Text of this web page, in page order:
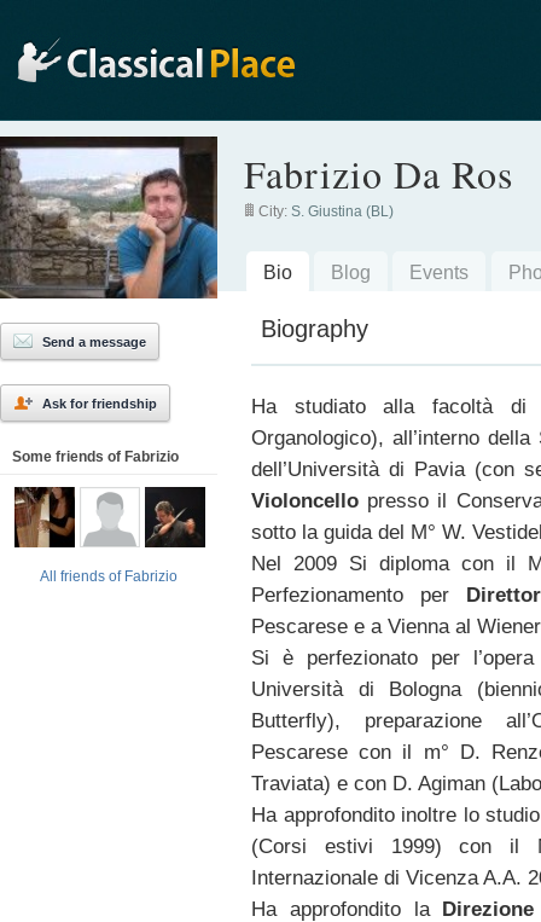
Send a message
Ask for friendship
Some friends of Fabrizio
All friends of Fabrizio
Fabrizio Da Ros
City: S. Giustina (BL)
Bio Blog Events
Biography
Ha studiato alla facoltà
Organologico), all’interno
dell’Università di Pavia (con
Violoncello presso il
sotto la guida del M° W.
Nel 2009 Si diploma con il
Perfezionamento per
Pescarese e a Vienna al
Si è perfezionato per
Università di Bologna
Butterfly), preparazione
Pescarese con il m° D.
Traviata) e con D. Agiman
Ha approfondito inoltre lo
(Corsi estivi 1999) con il
Internazionale di Vicenza A.A.
Ha approfondito la